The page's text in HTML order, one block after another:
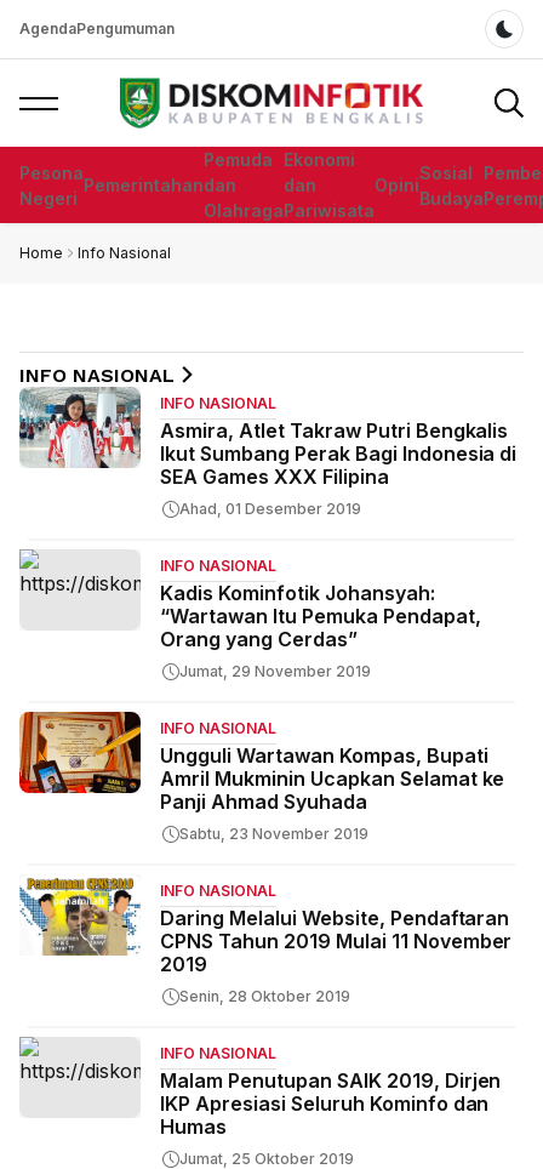
AgendaPengumuman
Pesona
Negeri
Pemerintahan
Pemuda
dan
Olahraga
Ekonomi
dan
Pariwisata
Opini
Sosial
Budaya
Home Info Nasional
INFO NASIONAL
INFO NASIONAL
Asmira, Atlet Takraw Putri Bengkalis
Ikut Sumbang Perak Bagi Indonesia di
SEA Games XXX Filipina
Ahad, 01 Desember 2019
INFO NASIONAL
Kadis Kominfotik Johansyah:
“Wartawan Itu Pemuka Pendapat,
Orang yang Cerdas”
Jumat, 29 November 2019
INFO NASIONAL
Ungguli Wartawan Kompas, Bupati
Amril Mukminin Ucapkan Selamat ke
Panji Ahmad Syuhada
Sabtu, 23 November 2019
INFO NASIONAL
Daring Melalui Website, Pendaftaran
CPNS Tahun 2019 Mulai 11 November
2019
Senin, 28 Oktober 2019
INFO NASIONAL
Malam Penutupan SAIK 2019, Dirjen
IKP Apresiasi Seluruh Kominfo dan
Humas
Jumat, 25 Oktober 2019